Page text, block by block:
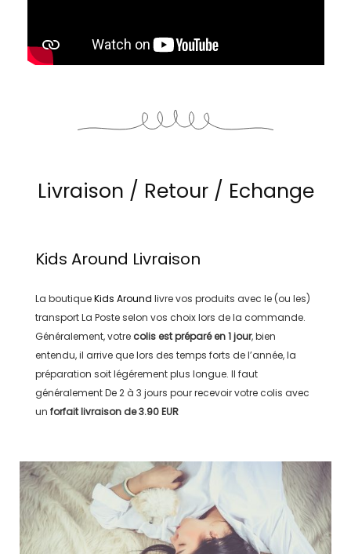
Livraison / Retour / Echange
Kids Around Livraison
La boutiqueKids Around livre vos produits avec le (ou les)
transportLa Posteselon vos choix lors de la commande.
Généralement, votre colis est préparé en1 jour, bien
entendu, il arrive que lors des temps forts de l’année, la
préparation soit légérement plus longue. Il faut
généralementDe 2 à 3 jours pour recevoir votre colis avec
un forfait livraison de3.90 EUR